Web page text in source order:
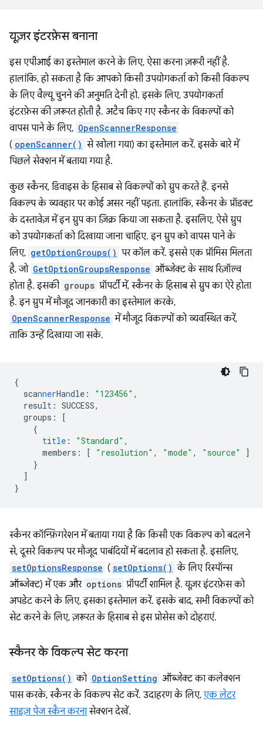
यूज़र इंटरफ़ेस बनाना
इस एपीआई का इस्तेमाल करने के लिए, ऐसा करना ज़रूरी नहीं है.
हालांकि, हो सकता है कि आपको किसी उपयोगकर्ता को किसी विकल्प
के लिए वैल्यू चुनने की अनुमति देनी हो. इसके लिए, उपयोगकर्ता
इंटरफ़ेस की ज़रूरत होती है. अटैच किए गए स्कैनर के विकल्पों को
वापस पाने के लिए, OpenScannerResponse
( openScanner() से खोला गया) का इस्तेमाल करें. इसके बारे में
पिछले सेक्शन में बताया गया है.
कुछ स्कैनर, डिवाइस के हिसाब से विकल्पों को ग्रुप करते हैं. इनसे
विकल्प के व्यवहार पर कोई असर नहीं पड़ता. हालांकि, स्कैनर के प्रॉडक्ट
के दस्तावेज़ में इन ग्रुप का ज़िक्र किया जा सकता है. इसलिए, ऐसे ग्रुप
को उपयोगकर्ता को दिखाया जाना चाहिए. इन ग्रुप को वापस पाने के
लिए, getOptionGroups() पर कॉल करें. इससे एक प्रॉमिस मिलता
है, जो GetOptionGroupsResponse ऑब्जेक्ट के साथ रिज़ॉल्व
होता है. इसकी groups प्रॉपर्टी में, स्कैनर के हिसाब से ग्रुप का ऐरे होता
है. इन ग्रुप में मौजूद जानकारी का इस्तेमाल करके,
OpenScannerResponse में मौजूद विकल्पों को व्यवस्थित करें,
ताकि उन्हें दिखाया जा सके.
{
scannerHandle : "123456" ,
result : SUCCESS,
groups :
[
{
title : "Standard" ,
members : [ "resolution" , "mode" , "source"
]
}
]
}
स्कैनर कॉन्फ़िगरेशन में बताया गया है कि किसी एक विकल्प को बदलने
से, दूसरे विकल्प पर मौजूद पाबंदियों में बदलाव हो सकता है. इसलिए,
setOptionsResponse ( setOptions() के लिए रिस्पॉन्स
ऑब्जेक्ट) में एक और options प्रॉपर्टी शामिल है. यूज़र इंटरफ़ेस को
अपडेट करने के लिए, इसका इस्तेमाल करें. इसके बाद, सभी विकल्पों को
सेट करने के लिए, ज़रूरत के हिसाब से इस प्रोसेस को दोहराएं.
स्कैनर के विकल्प सेट करना
setOptions() को OptionSetting ऑब्जेक्ट का कलेक्शन
पास करके, स्कैनर के विकल्प सेट करें. उदाहरण के लिए, एक लेटर
साइज़ पेज स्कैन करनासेक्शन देखें.